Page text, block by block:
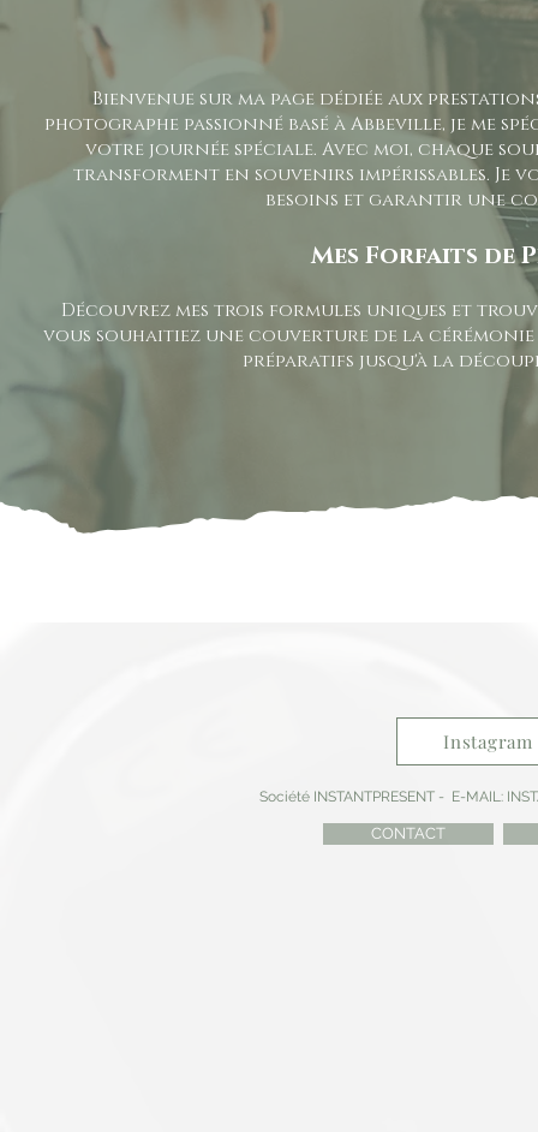
Bienvenue sur ma page dédiée aux
photographe passionné basé à Abbeville, je me
votre journée spéciale. Avec moi, chaque
transforment en souvenirs impérissables.
besoins et garantir une
Mes Forfaits de
Découvrez mes trois formules uniques et
vous souhaitiez une couverture de la
préparatifs jusqu'à la
Instagram
Société INSTANTPRESENT - E-MAIL:
CONTACT